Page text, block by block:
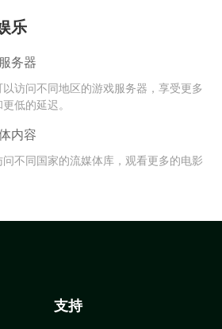
乐
务器
访问不同地区的游戏服务器，享受更多
低的延迟。
内容
不同国家的流媒体库，观看更多的电影
支持